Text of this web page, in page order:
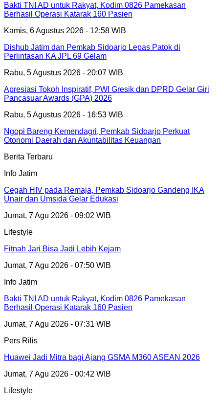
Bakti TNI AD untuk Rakyat, Kodim 0826 Pamekasan
Berhasil Operasi Katarak 160 Pasien
Kamis, 6 Agustus 2026 - 12:58 WIB
Dishub Jatim dan Pemkab Sidoarjo Lepas Patok di
Perlintasan KA JPL 69 Gelam
Rabu, 5 Agustus 2026 - 20:07 WIB
Apresiasi Tokoh Inspiratif, PWI Gresik dan DPRD Gelar Giri
Pancasuar Awards (GPA) 2026
Rabu, 5 Agustus 2026 - 16:53 WIB
Ngopi Bareng Kemendagri, Pemkab Sidoarjo Perkuat
Otonomi Daerah dan Akuntabilitas Keuangan
Berita Terbaru
Info Jatim
Cegah HIV pada Remaja, Pemkab Sidoarjo Gandeng IKA
Unair dan Umsida Gelar Edukasi
Jumat, 7 Agu 2026 - 09:02 WIB
Lifestyle
Fitnah Jari Bisa Jadi Lebih Kejam
Jumat, 7 Agu 2026 - 07:50 WIB
Info Jatim
Bakti TNI AD untuk Rakyat, Kodim 0826 Pamekasan
Berhasil Operasi Katarak 160 Pasien
Jumat, 7 Agu 2026 - 07:31 WIB
Pers Rilis
Huawei Jadi Mitra bagi Ajang GSMA M360 ASEAN 2026
Jumat, 7 Agu 2026 - 00:42 WIB
Lifestyle